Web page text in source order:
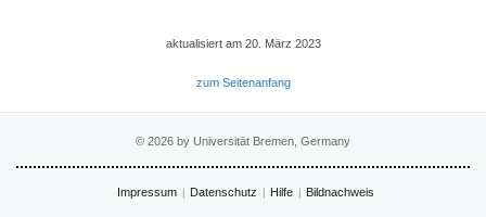
aktualisiert am 20. März 2023
zum Seitenanfang
© 2026 by Universität Bremen, Germany
Impressum Datenschutz Hilfe Bildnachweis